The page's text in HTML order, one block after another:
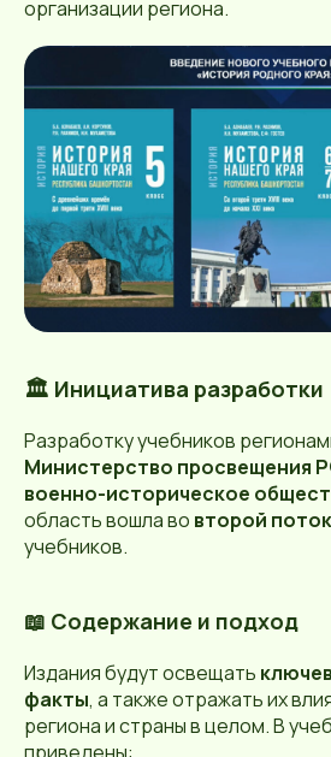
организации региона.
🏛️ Инициатива разработки
Разработку учебников
Министерство просвещения
военно-историческое
область вошла во второй поток
учебников.
📖 Содержание и подход
Издания будут освещать
факты, а также отражать их
региона и страны в целом. В